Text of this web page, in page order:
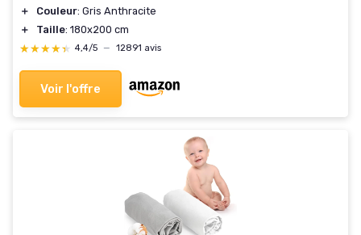
＋
Couleur: Gris Anthracite
＋
Taille: 180x200 cm
★★★★★
★★★★★ 4,4/5 — 12891 avis
Voir l'offre